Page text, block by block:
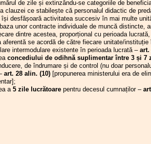
titlul științific de doctor
din valoarea de referință,
numai dacă își
în domeniul pentru care
are prevăzute în fisa
atribuții obiective și
să permită verificarea
în care activitatea acestuia
mod suplimentar.
al acestei indemnizații nu
limitei
didactic din învățământul
pe etape de carieră și
de învățământ
pe site
educației” - Salonul
- Eleganța culorii”
17.06.2024
12.06.2024
08.05.2024
de
24.04.2024
de
de zile și extinzându-se categoriile de
ce stabilește că personalul didactic de
își desfășoară activitatea succesiv în mai multe
unor contracte individuale de muncă distincte,
dintre acestea, proporțional cu perioada
aferentă se acordă de către fiecare unitate/instituție
intermodulare existente în perioada lucrată – art.
concediului de odihnă suplimentar între 3 și 7
de îndrumare și de control (nu doar
art. 28 alin. (10) [propunerea ministerului era de
a 5 zile lucrătoare pentru decesul cumnaților –